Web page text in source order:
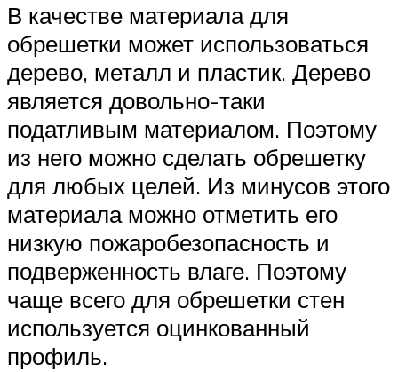
В качестве материала для
обрешетки может использоваться
дерево, металл и пластик. Дерево
является довольно-таки
податливым материалом. Поэтому
из него можно сделать обрешетку
для любых целей. Из минусов этого
материала можно отметить его
низкую пожаробезопасность и
подверженность влаге. Поэтому
чаще всего для обрешетки стен
используется оцинкованный
профиль.